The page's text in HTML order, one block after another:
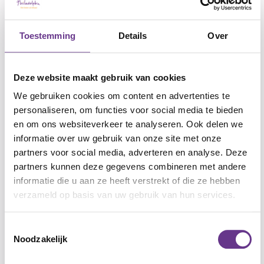
Toestemming Details Over
Deze website maakt gebruik van cookies
We gebruiken cookies om content en advertenties te
personaliseren, om functies voor social media te bieden
en om ons websiteverkeer te analyseren. Ook delen we
informatie over uw gebruik van onze site met onze
partners voor social media, adverteren en analyse. Deze
partners kunnen deze gegevens combineren met andere
informatie die u aan ze heeft verstrekt of die ze hebben
verzameld op basis van uw gebruik van hun services.
Noodzakelijk
Teleurstelling en andere complexe gevoelens
worden daarom vaak ‘groot’ ervaren en geuit. Je
leert je cliënt dit te herkennen en ermee om te
gaan. Ook werk je aan het rekening houden met
Ik en de ander
Hoe bouw je het op?
De opbouw van het materiaal is chronologisch:
je werkt van stap 1 naar 2, 3, enzovoort.
Begin bij het werkblad. Hierin wordt verwezen
naar andere werkvormen die je kunt gebruiken
je duidelijk merken of je aansluit op hun